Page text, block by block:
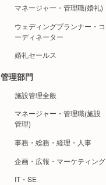
マネージャー・管理職(婚礼)
ウェディングプランナー・コ
ーディネーター
婚礼セールス
管理部門
施設管理全般
マネージャー・管理職(施設
管理)
事務・総務・経理・人事
企画・広報・マーケティング
IT・SE